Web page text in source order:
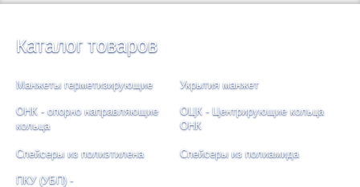
Каталог товаров
Манжеты герметизирующие Укрытия манжет
ОНК - опорно направляющие
кольца
ОЦК - Центрирующие кольца
ОНК
Спейсеры из полиэтилена Спейсеры из полиамида
ПКУ (УБП) -